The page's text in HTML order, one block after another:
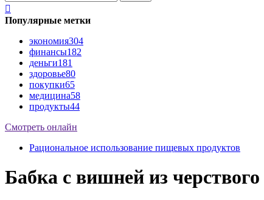
Популярные метки
экономия304
финансы182
деньги181
здоровье80
покупки65
медицина58
продукты44
Смотреть онлайн
Рациональное использование пищевых продуктов
Бабка с вишней из черствого